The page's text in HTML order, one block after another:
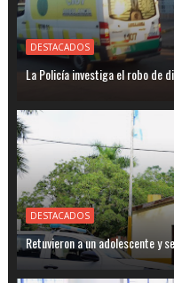
DESTACADOS
La Policía investiga el robo de
DESTACADOS
Retuvieron a un adolescente y